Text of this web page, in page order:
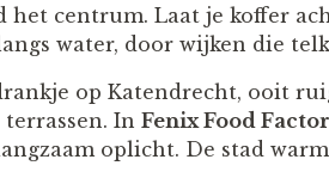
het centrum. Laat je koffer
water, door wijken die
op Katendrecht, ooit
In Fenix Food
oplicht. De stad